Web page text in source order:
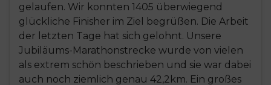
gelaufen. Wir konnten 1405 überwiegend
glückliche Finisher im Ziel begrüßen. Die Arbeit
der letzten Tage hat sich gelohnt. Unsere
Jubiläums-Marathonstrecke wurde von vielen
als extrem schön beschrieben und sie war dabei
auch noch ziemlich genau 42,2km. Ein großes